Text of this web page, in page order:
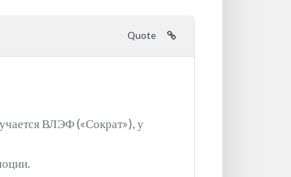
Quote
ВЛЭФ («Сократ»), у